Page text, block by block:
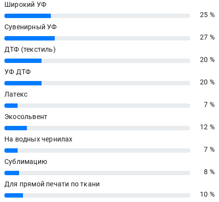
Широкий УФ
25%
25 %
Сувенирный УФ
27%
27 %
ДТФ (текстиль)
20%
20 %
УФ ДТФ
20%
20 %
Латекс
7%
7 %
Экосольвент
12%
12 %
На водных чернилах
7%
7 %
Сублимацию
8%
8 %
Для прямой печати по ткани
10%
10 %